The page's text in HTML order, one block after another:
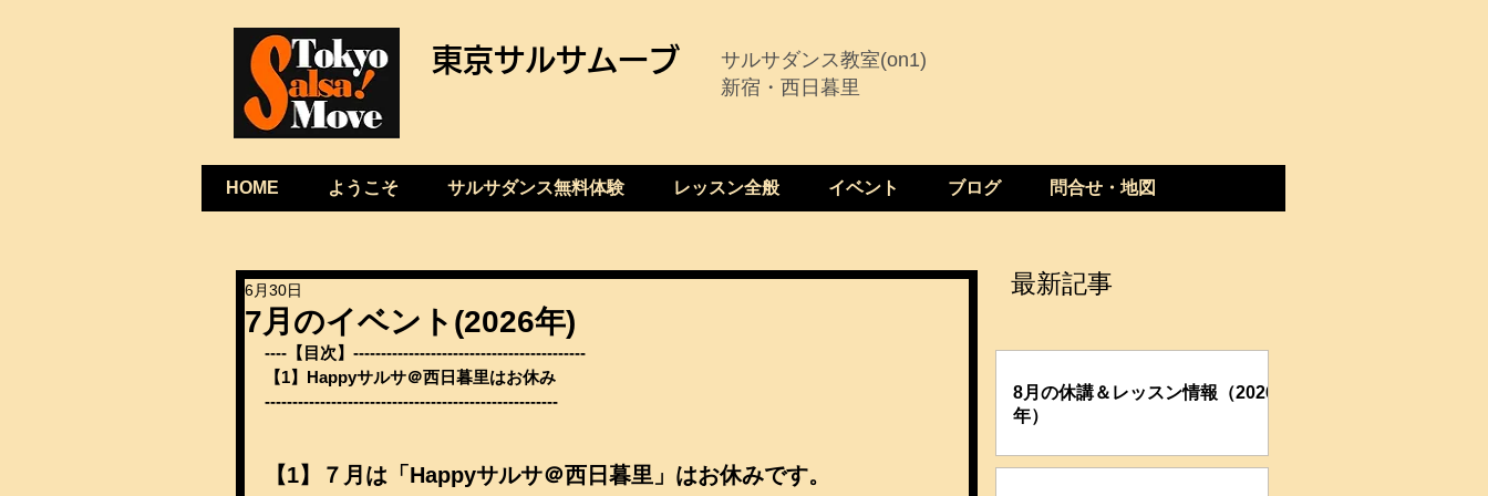
東京サルサムーブ
サルサダンス教室(on1)
新宿・西日暮里
HOME ようこそ サルサダンス無料体験 レッスン全般 イベント ブログ 問合せ・地図
7月のイベント(2026年)
6月30日
----【目次】------------------------------------------
【1】Happyサルサ＠西日暮里はお休み
-----------------------------------------------------
【1】７月は「Happyサルサ＠西日暮里」はお休みです。
最新記事
8月の休講＆レッスン情報（2026
年）